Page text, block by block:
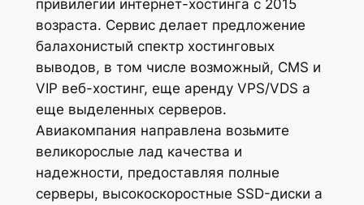
привилегии интернет-хостинга с 2015
возраста. Сервис делает предложение
балахонистый спектр хостинговых
выводов, в том числе возможный, CMS и
VIP веб-хостинг, еще аренду VPS/VDS а
еще выделенных серверов.
Авиакомпания направлена возьмите
великорослые лад качества и
надежности, предоставляя полные
серверы, высокоскоростные SSD-диски а